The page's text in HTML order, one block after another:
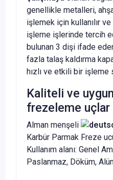
genellikle metalleri,
işlemek için kullanılır
işleme işlerinde tercih
bulunan 3 dişi ifade
fazla talaş kaldırma
hızlı ve etkili bir işleme
Kaliteli ve
frezeleme uçlar
Alman menşeli
Karbür Parmak Freze
Kullanım alanı: Genel
Paslanmaz, Döküm,